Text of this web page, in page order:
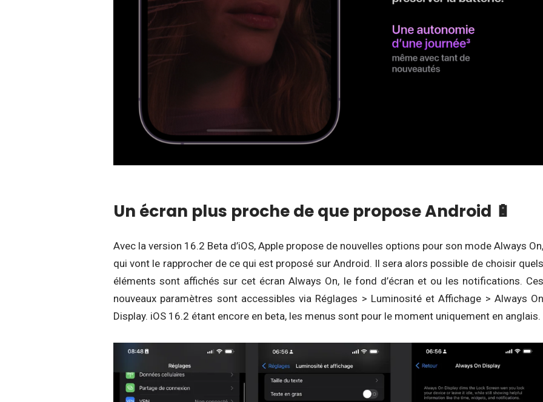
Un écran plus proche de que propose Android 🔋
Avec la version 16.2 Beta d’iOS, Apple propose de nouvelles options pour son mode Always On,
qui vont le rapprocher de ce qui est proposé sur Android. Il sera alors possible de choisir quels
éléments sont affichés sur cet écran Always On, le fond d’écran et ou les notifications. Ces
nouveaux paramètres sont accessibles via Réglages > Luminosité et Affichage > Always On
Display. iOS 16.2 étant encore en beta, les menus sont pour le moment uniquement en anglais.